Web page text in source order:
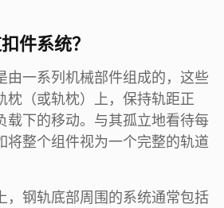
件系统？
由一系列机械部件组成的，这些
枕（或轨枕）上，保持轨距正
载下的移动。与其孤立地看待每
将整个组件视为一个完整的轨道
，钢轨底部周围的系统通常包括